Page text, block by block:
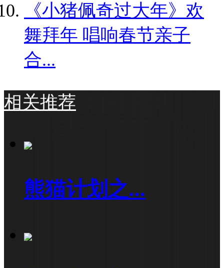
《小猪佩奇过大年》欢
舞拜年 唱响春节亲子
合...
相关推荐
熊猫计划之...